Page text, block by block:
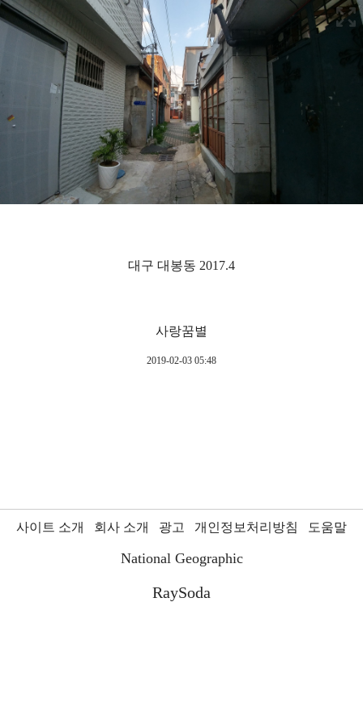
대구 대봉동 2017.4
사랑꿈별
2019-02-03 05:48
사이트 소개 회사 소개 광고 개인정보처리방침 도움말
National Geographic
RaySoda